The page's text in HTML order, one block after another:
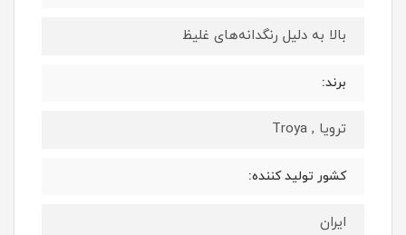
بالا به دلیل رنگدانه‌های غلیظ
برند:
ترویا , Troya
کشور تولید کننده:
ایران